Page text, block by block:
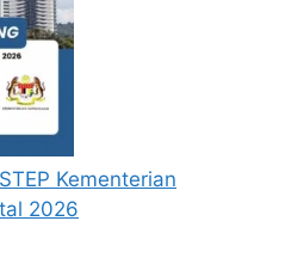
Kementerian
2026